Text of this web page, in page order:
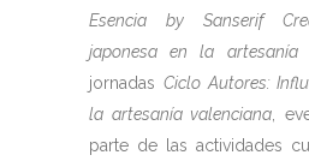
Esencia by Sanserif
japonesa en la artesanía
jornadas Ciclo Autores:
la artesanía valenciana ,
parte de las actividades